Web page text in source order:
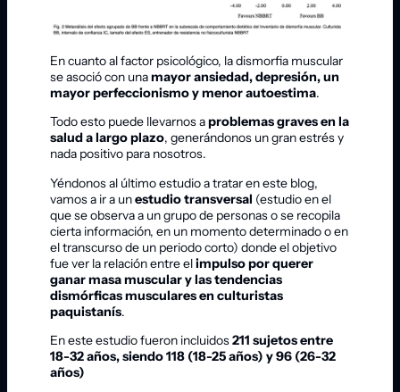
En cuanto al factor psicológico, la dismorfia muscular
se asoció con unamayor ansiedad, depresión, un
mayor perfeccionismo y menor autoestima.
Todo esto puede llevarnos aproblemas graves en la
salud a largo plazo, generándonos un gran estrés y
nada positivo para nosotros.
Yéndonos al último estudio a tratar en este blog,
vamos a ir a unestudio transversal (estudio en el
que se observa a un grupo de personas o se recopila
cierta información, en un momento determinado o en
el transcurso de un periodo corto) donde el objetivo
fue ver la relación entre elimpulso por querer
ganar masa muscular y las tendencias
dismórficas musculares en culturistas
paquistanís.
En este estudio fueron incluidos211 sujetos entre
18-32 años, siendo 118 (18-25 años) y 96 (26-32
años)